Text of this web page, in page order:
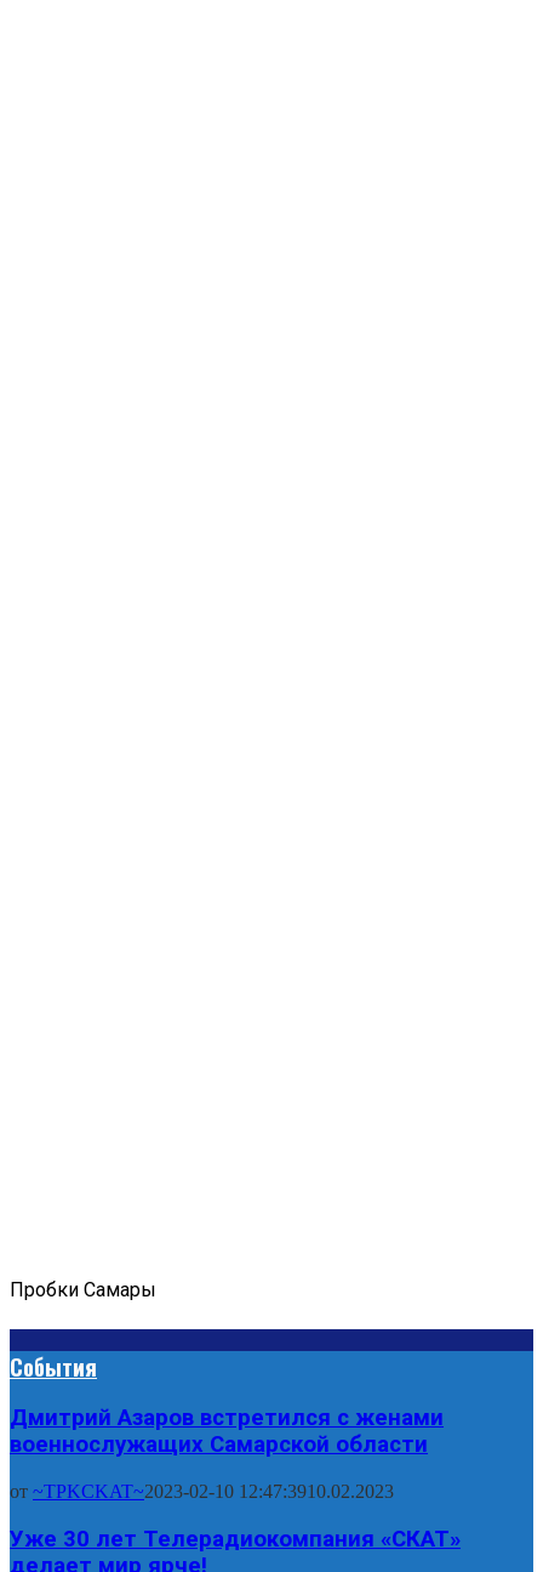
Пробки Самары
События
Дмитрий Азаров встретился с женами
военнослужащих Самарской области
от ~TPKCKAT~2023-02-10 12:47:3910.02.2023
Уже 30 лет Телерадиокомпания «СКАТ»
делает мир ярче!